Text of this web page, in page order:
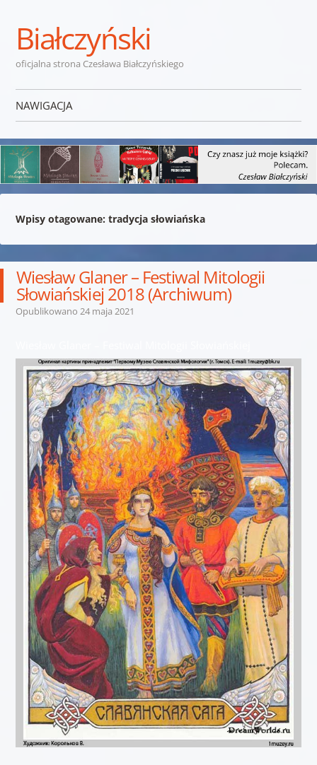
Białczyński
oficjalna strona Czesława Białczyńskiego
NAWIGACJA
Wpisy otagowane: tradycja słowiańska
Wiesław Glaner – Festiwal Mitologii
Słowiańskiej 2018 (Archiwum)
Opublikowano 24 maja 2021